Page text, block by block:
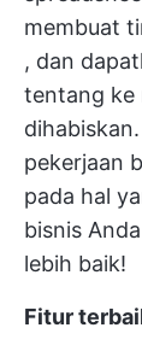
membuat
, dan
tentang ke
pekerjaan
pada hal
bisnis
lebih baik!
Fitur